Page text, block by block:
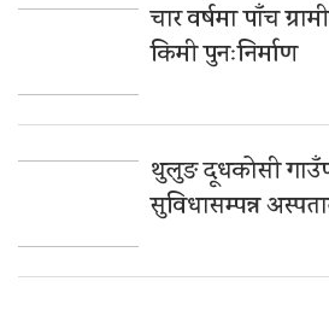
चार वर्षमा पाँच
किमी पुनःनिर्माण
थुलुङ दूधकोसी
सुविधासम्पन्न